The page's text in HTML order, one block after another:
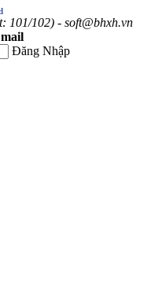
101/102) - soft@bhxh.vn
Đăng Nhập